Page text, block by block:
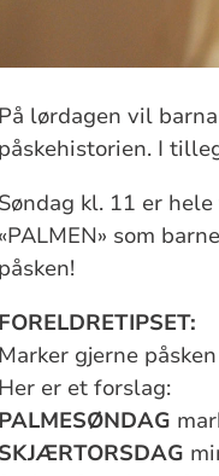
På lørdagen vil
påskehistorien. I
Søndag kl. 11 er
«PALMEN» som
påsken!
FORELDRETIPSET:
Marker gjerne
Her er et forslag:
PALMESØNDAG
SKJÆRTORSDAG